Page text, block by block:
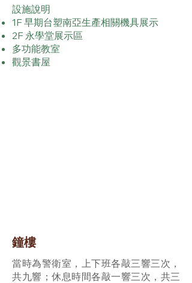
設施說明
1F 早期台塑南亞生產相關機具展示
2F 永學堂展示區
多功能教室
觀景書屋
鐘樓
當時為警衛室，上下班各敲三響三次，
共九響；休息時間各敲一響三次，共三